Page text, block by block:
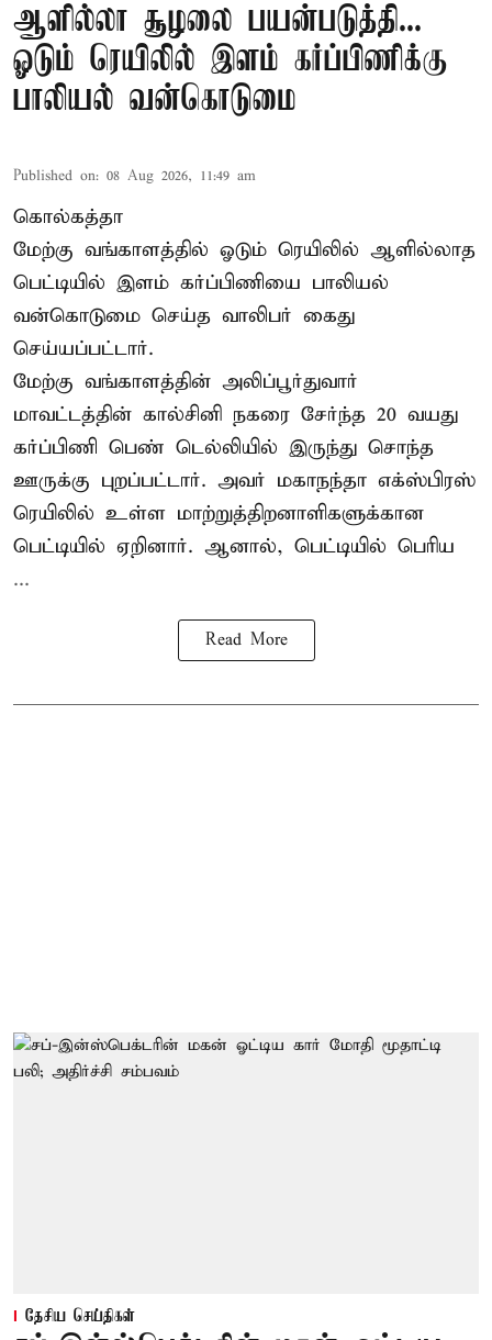
ஆளில்லா சூழலை பயன்படுத்தி...
ஓடும் ரெயிலில் இளம் கர்ப்பிணிக்கு
பாலியல் வன்கொடுமை
Published on: 08 Aug 2026, 11:49 am
கொல்கத்தா
மேற்கு வங்காளத்தில் ஓடும் ரெயிலில் ஆளில்லாத
பெட்டியில் இளம் கர்ப்பிணியை பாலியல்
வன்கொடுமை செய்த வாலிபர் கைது
செய்யப்பட்டார்.
மேற்கு வங்காளத்தின் அலிப்பூர்துவார்
மாவட்டத்தின் கால்சினி நகரை சேர்ந்த 20 வயது
கர்ப்பிணி பெண் டெல்லியில் இருந்து சொந்த
ஊருக்கு புறப்பட்டார். அவர் மகாநந்தா எக்ஸ்பிரஸ்
ரெயிலில் உள்ள மாற்றுத்திறனாளிகளுக்கான
பெட்டியில் ஏறினார். ஆனால், பெட்டியில் பெரிய
...
Read More
தேசிய செய்திகள்